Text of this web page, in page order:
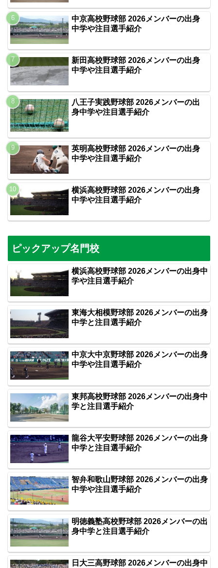
中京高校野球部 2026メンバーの出身
中学や注目選手紹介
新田高校野球部 2026メンバーの出身
中学や注目選手紹介
八王子実践野球部 2026メンバーの出
身中学や注目選手紹介
英明高校野球部 2026メンバーの出身
中学や注目選手紹介
横浜高校野球部 2026メンバーの出身
中学や注目選手紹介
ピックアップ名門校
横浜高校野球部 2026メンバーの出身中
学や注目選手紹介
東海大相模野球部 2026メンバーの出身
中学と注目選手紹介
中京大中京野球部 2026メンバーの出身
中学や注目選手紹介
東邦高校野球部 2026メンバーの出身中
学と注目選手紹介
龍谷大平安野球部 2026メンバーの出身
中学と注目選手紹介
智弁和歌山野球部 2026メンバーの出身
中学や注目選手紹介
明徳義塾高校野球部 2026メンバーの出
身中学と注目選手紹介
日大三高野球部 2026メンバーの出身中